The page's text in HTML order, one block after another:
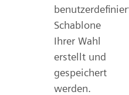
Schablone
Ihrer Wahl
erstellt und
gespeichert
werden.